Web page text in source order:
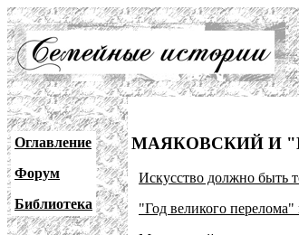
Оглавление
Форум
Библиотека
МАЯКОВСКИЙ И
Искусство должно быть
"Год великого перелома"